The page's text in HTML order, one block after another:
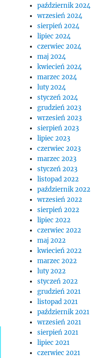
październik 2024
wrzesień 2024
sierpień 2024
lipiec 2024
czerwiec 2024
maj 2024
kwiecień 2024
marzec 2024
luty 2024
styczeń 2024
grudzień 2023
wrzesień 2023
sierpień 2023
lipiec 2023
czerwiec 2023
marzec 2023
styczeń 2023
listopad 2022
październik 2022
wrzesień 2022
sierpień 2022
lipiec 2022
czerwiec 2022
maj 2022
kwiecień 2022
marzec 2022
luty 2022
styczeń 2022
grudzień 2021
listopad 2021
październik 2021
wrzesień 2021
sierpień 2021
lipiec 2021
czerwiec 2021